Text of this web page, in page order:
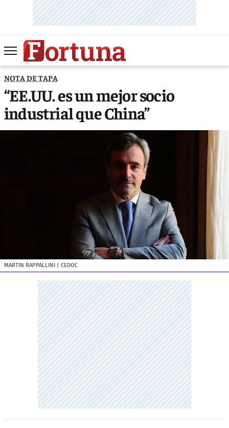
NOTA DE TAPA
“EE.UU. es un mejor socio
industrial que China”
MARTIN RAPPALLINI | CEDOC